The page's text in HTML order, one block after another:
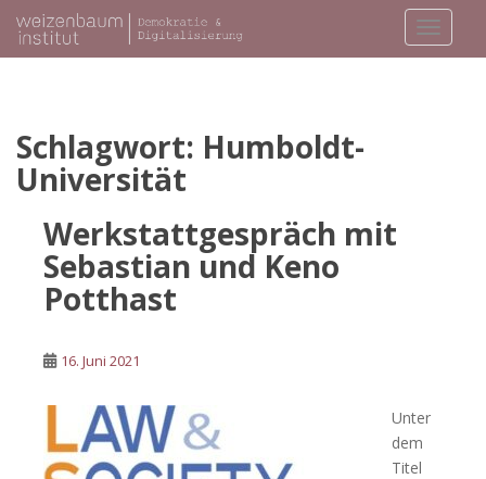
i
Schlagwort: Humboldt-
Universität
Werkstattgespräch mit
Sebastian und Keno
Potthast
16. Juni 2021
Unter
dem
Titel